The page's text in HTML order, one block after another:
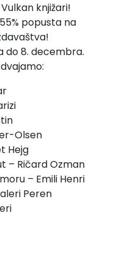
knjižari!
popusta na
do 8. decembra.
Olsen
Hejg
– Ričard Ozman
– Emili Henri
Peren